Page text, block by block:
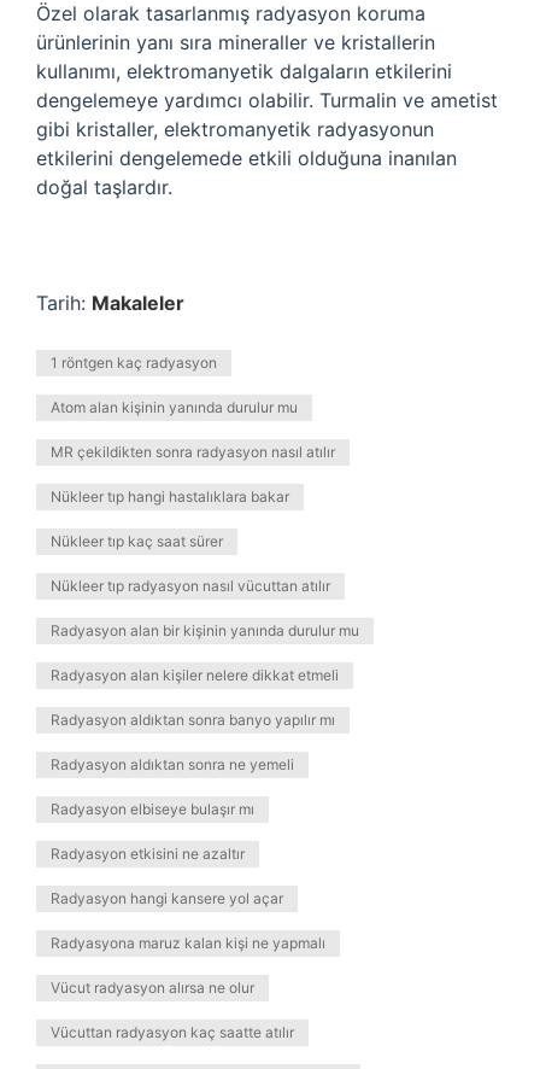
Özel olarak tasarlanmış radyasyon koruma
ürünlerinin yanı sıra mineraller ve kristallerin
kullanımı, elektromanyetik dalgaların etkilerini
dengelemeye yardımcı olabilir. Turmalin ve ametist
gibi kristaller, elektromanyetik radyasyonun
etkilerini dengelemede etkili olduğuna inanılan
doğal taşlardır.
Tarih: Makaleler
1 röntgen kaç radyasyon
Atom alan kişinin yanında durulur mu
MR çekildikten sonra radyasyon nasıl atılır
Nükleer tıp hangi hastalıklara bakar
Nükleer tıp kaç saat sürer
Nükleer tıp radyasyon nasıl vücuttan atılır
Radyasyon alan bir kişinin yanında durulur mu
Radyasyon alan kişiler nelere dikkat etmeli
Radyasyon aldıktan sonra banyo yapılır mı
Radyasyon aldıktan sonra ne yemeli
Radyasyon elbiseye bulaşır mı
Radyasyon etkisini ne azaltır
Radyasyon hangi kansere yol açar
Radyasyona maruz kalan kişi ne yapmalı
Vücut radyasyon alırsa ne olur
Vücuttan radyasyon kaç saatte atılır